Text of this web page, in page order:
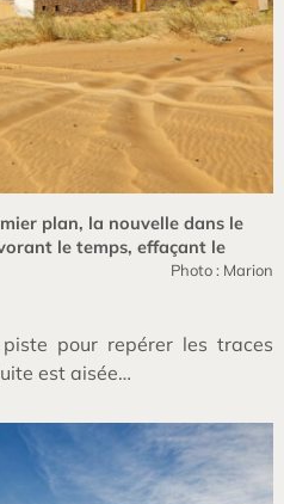
plan, la nouvelle dans le
le temps, effaçant le
Photo : Marion
pour repérer les traces
est aisée…